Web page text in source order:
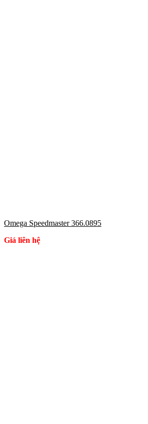
Omega Speedmaster 366.0895
Giá liên hệ